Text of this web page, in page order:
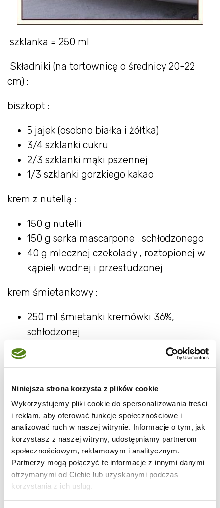
Niniejsza strona korzysta z plików cookie
Wykorzystujemy pliki cookie do spersonalizowania treści
i reklam, aby oferować funkcje społecznościowe i
analizować ruch w naszej witrynie. Informacje o tym, jak
korzystasz z naszej witryny, udostępniamy partnerom
społecznościowym, reklamowym i analitycznym.
Partnerzy mogą połączyć te informacje z innymi danymi
otrzymanymi od Ciebie lub uzyskanymi podczas
korzystania z ich usług.
szklanka = 250 ml
Składniki (na tortownicę o średnicy 20-22
cm) :
biszkopt :
5 jajek (osobno białka i żółtka)
3/4 szklanki cukru
2/3 szklanki mąki pszennej
1/3 szklanki gorzkiego kakao
krem z nutellą :
150 g nutelli
150 g serka mascarpone , schłodzonego
40 g mlecznej czekolady , roztopionej w
kąpieli wodnej i przestudzonej
krem śmietankowy :
250 ml śmietanki kremówki 36%,
schłodzonej
50 g serka mascarpone, schłodzonego
dodatkowo :
300 g truskawek - przekrojonych na pół
Przygotować biszkopt (można to zrobić dzień
wcześniej) : tortownicę o średnicy 20-22 cm
wyłożyć papierem do pieczenia - tylko dno.
Boków nie smarować. Mąkę wymieszać z